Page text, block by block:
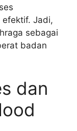
efektif. Jadi,
sebagai
badan
dan